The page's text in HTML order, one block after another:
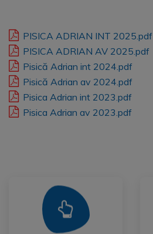
PISICA ADRIAN INT 2025.pdf
PISICA ADRIAN AV 2025.pdf
Pisică Adrian int 2024.pdf
Pisică Adrian av 2024.pdf
Pisica Adrian int 2023.pdf
Pisica Adrian av 2023.pdf
Mai Mult